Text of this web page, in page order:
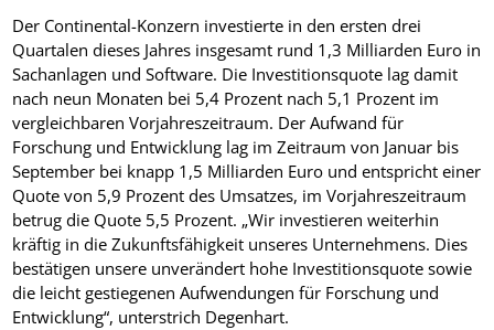
Der Continental-Konzern investierte in den ersten drei
Quartalen dieses Jahres insgesamt rund 1,3 Milliarden Euro in
Sachanlagen und Software. Die Investitionsquote lag damit
nach neun Monaten bei 5,4 Prozent nach 5,1 Prozent im
vergleichbaren Vorjahreszeitraum. Der Aufwand für
Forschung und Entwicklung lag im Zeitraum von Januar bis
September bei knapp 1,5 Milliarden Euro und entspricht einer
Quote von 5,9 Prozent des Umsatzes, im Vorjahreszeitraum
betrug die Quote 5,5 Prozent. „Wir investieren weiterhin
kräftig in die Zukunftsfähigkeit unseres Unternehmens. Dies
bestätigen unsere unverändert hohe Investitionsquote sowie
die leicht gestiegenen Aufwendungen für Forschung und
Entwicklung“, unterstrich Degenhart.